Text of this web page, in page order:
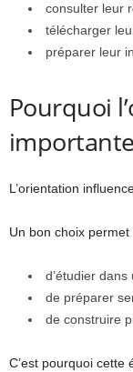
consulter leur
télécharger
préparer leur
Pourquoi
L’orientation
Un bon choix permet
d’étudier
de préparer
de construire
C’est pourquoi cette